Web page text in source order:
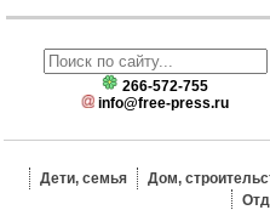
266-572-755
info@free-press.ru
Дети, семья Дом,